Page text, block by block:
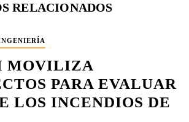
RELACIONADOS
MOVILIZA
PARA EVALUAR
LOS INCENDIOS DE